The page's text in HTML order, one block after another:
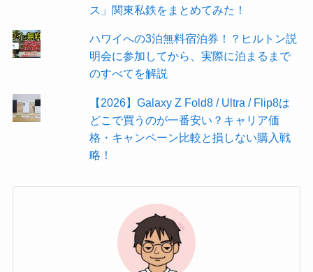
ス」関東私鉄をまとめてみた！
ハワイへの3泊無料宿泊券！？ヒルトン説
明会に参加してから、実際に泊まるまで
のすべてを解説
【2026】Galaxy Z Fold8 / Ultra / Flip8は
どこで買うのが一番安い？キャリア価
格・キャンペーン比較と損しない購入戦
略！